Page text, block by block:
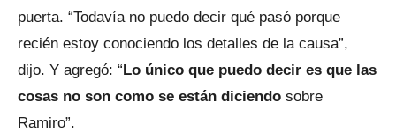
puerta. “Todavía no puedo decir qué pasó porque
recién estoy conociendo los detalles de la causa”,
dijo. Y agregó: “Lo único que puedo decir es que las
cosas no son como se están diciendo sobre
Ramiro”.